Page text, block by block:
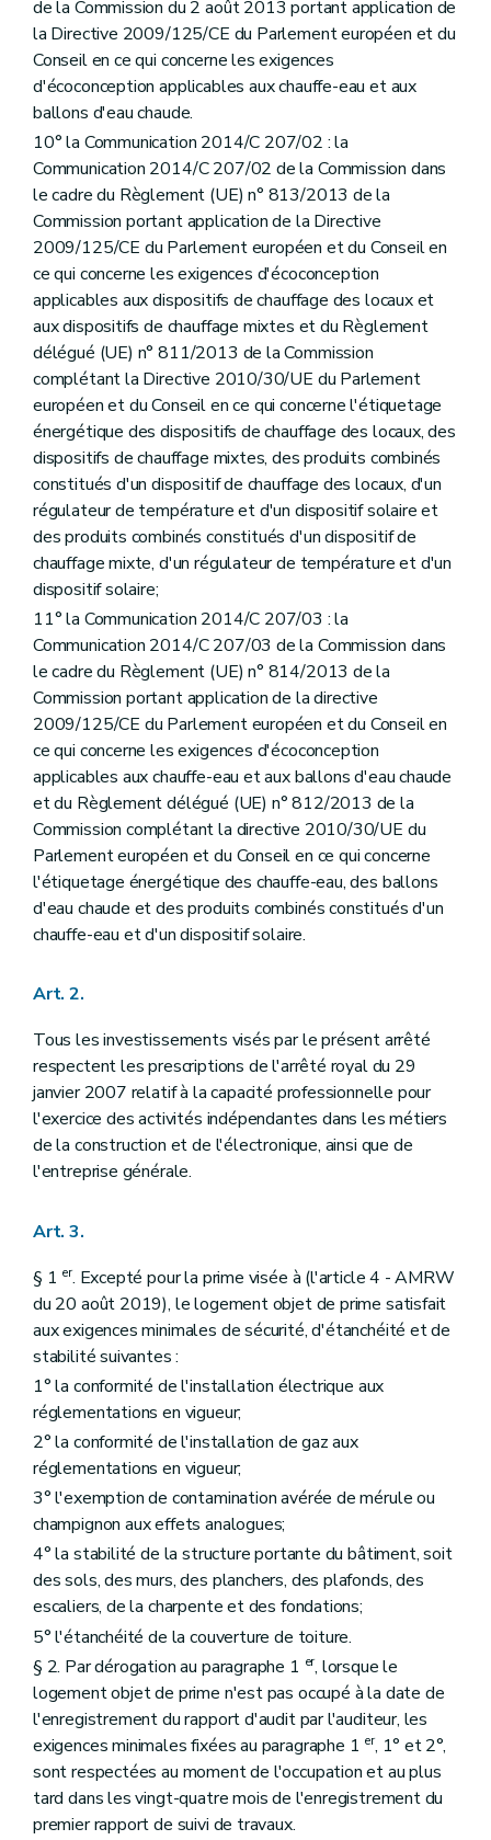
de la Commission du 2 août 2013 portant application de
la Directive 2009/125/CE du Parlement européen et du
Conseil en ce qui concerne les exigences
d'écoconception applicables aux chauffe-eau et aux
ballons d'eau chaude.
10° la Communication 2014/C 207/02 : la
Communication 2014/C 207/02 de la Commission dans
le cadre du Règlement (UE) n° 813/2013 de la
Commission portant application de la Directive
2009/125/CE du Parlement européen et du Conseil en
ce qui concerne les exigences d'écoconception
applicables aux dispositifs de chauffage des locaux et
aux dispositifs de chauffage mixtes et du Règlement
délégué (UE) n° 811/2013 de la Commission
complétant la Directive 2010/30/UE du Parlement
européen et du Conseil en ce qui concerne l'étiquetage
énergétique des dispositifs de chauffage des locaux, des
dispositifs de chauffage mixtes, des produits combinés
constitués d'un dispositif de chauffage des locaux, d'un
régulateur de température et d'un dispositif solaire et
des produits combinés constitués d'un dispositif de
chauffage mixte, d'un régulateur de température et d'un
dispositif solaire;
11° la Communication 2014/C 207/03 : la
Communication 2014/C 207/03 de la Commission dans
le cadre du Règlement (UE) n° 814/2013 de la
Commission portant application de la directive
2009/125/CE du Parlement européen et du Conseil en
ce qui concerne les exigences d'écoconception
applicables aux chauffe-eau et aux ballons d'eau chaude
et du Règlement délégué (UE) n° 812/2013 de la
Commission complétant la directive 2010/30/UE du
Parlement européen et du Conseil en ce qui concerne
l'étiquetage énergétique des chauffe-eau, des ballons
d'eau chaude et des produits combinés constitués d'un
chauffe-eau et d'un dispositif solaire.
Art. 2.
Tous les investissements visés par le présent arrêté
respectent les prescriptions de l'arrêté royal du 29
janvier 2007 relatif à la capacité professionnelle pour
l'exercice des activités indépendantes dans les métiers
de la construction et de l'électronique, ainsi que de
l'entreprise générale.
Art. 3.
§ 1 er. Excepté pour la prime visée à (l'article 4 - AMRW
du 20 août 2019), le logement objet de prime satisfait
aux exigences minimales de sécurité, d'étanchéité et de
stabilité suivantes :
1° la conformité de l'installation électrique aux
réglementations en vigueur;
2° la conformité de l'installation de gaz aux
réglementations en vigueur;
3° l'exemption de contamination avérée de mérule ou
champignon aux effets analogues;
4° la stabilité de la structure portante du bâtiment, soit
des sols, des murs, des planchers, des plafonds, des
escaliers, de la charpente et des fondations;
5° l'étanchéité de la couverture de toiture.
§ 2. Par dérogation au paragraphe 1 er, lorsque le
logement objet de prime n'est pas occupé à la date de
l'enregistrement du rapport d'audit par l'auditeur, les
exigences minimales fixées au paragraphe 1 er, 1° et 2°,
sont respectées au moment de l'occupation et au plus
tard dans les vingt-quatre mois de l'enregistrement du
premier rapport de suivi de travaux.